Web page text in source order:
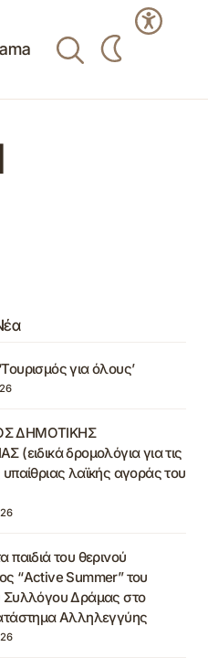
για όλους’
ΔΗΜΟΤΙΚΗΣ
(ειδικά δρομολόγια για τις
λαϊκής αγοράς του
παιδιά του θερινού
“Active Summer” του
Συλλόγου Δράμας στο
Αλληλεγγύης